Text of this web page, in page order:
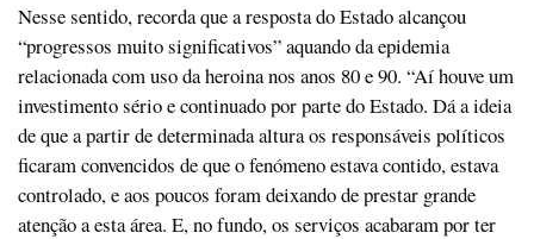
Nesse sentido, recorda que a resposta do Estado alcançou
“progressos muito significativos” aquando da epidemia
relacionada com uso da heroina nos anos 80 e 90. “Aí houve um
investimento sério e continuado por parte do Estado. Dá a ideia
de que a partir de determinada altura os responsáveis políticos
ficaram convencidos de que o fenómeno estava contido, estava
controlado, e aos poucos foram deixando de prestar grande
atenção a esta área. E, no fundo, os serviços acabaram por ter